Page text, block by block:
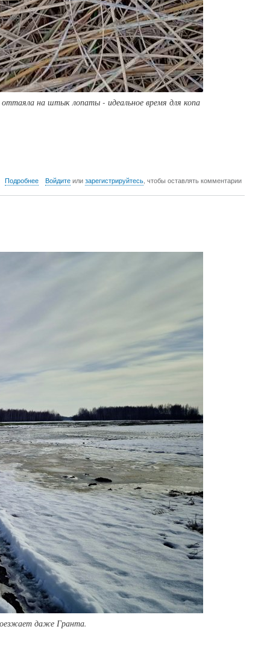
на штык лопаты - идеальное время для копа
Подробнеео
Войдитеили зарегистрируйтесь, чтобы оставлять комментарии
даже Гранта.